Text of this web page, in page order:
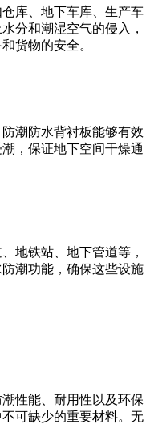
库、地下车库、生产车
分和潮湿空气的侵入，
货物的安全。
潮防水背衬板能够有效
，保证地下空间干燥通
地铁站、地下管道等，
潮功能，确保这些设施
性能、耐用性以及环保
可缺少的重要材料。无